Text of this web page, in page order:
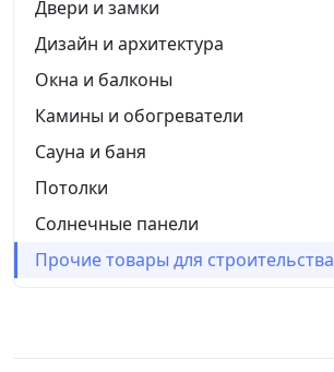
Двери и замки
Дизайн и архитектура
Окна и балконы
Камины и обогреватели
Сауна и баня
Потолки
Солнечные панели
Прочие товары для строительства